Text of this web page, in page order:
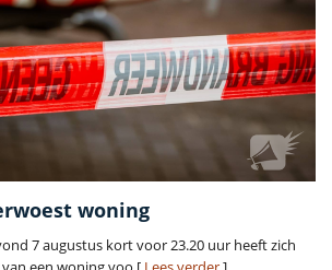
woning
7 augustus kort voor 23.20 uur heeft zich